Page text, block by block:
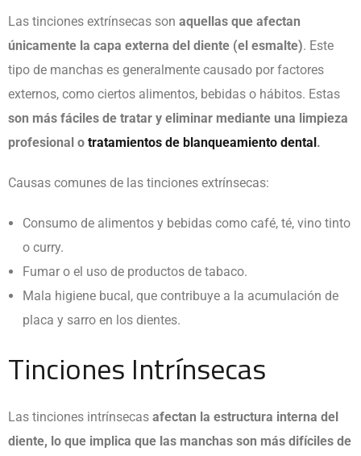
Las tinciones extrínsecas son aquellas que afectan
únicamente la capa externa del diente (el esmalte). Este
tipo de manchas es generalmente causado por factores
externos, como ciertos alimentos, bebidas o hábitos. Estas
son más fáciles de tratar y eliminar mediante una limpieza
profesional o tratamientos de blanqueamiento dental.
Causas comunes de las tinciones extrínsecas:
Consumo de alimentos y bebidas como café, té, vino tinto
o curry.
Fumar o el uso de productos de tabaco.
Mala higiene bucal, que contribuye a la acumulación de
placa y sarro en los dientes.
Tinciones Intrínsecas
Las tinciones intrínsecas afectan la estructura interna del
diente, lo que implica que las manchas son más difíciles de